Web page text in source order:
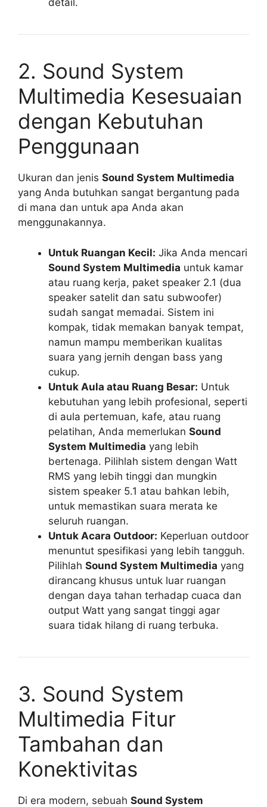
detail.
2. Sound System
Multimedia Kesesuaian
dengan Kebutuhan
Penggunaan
Ukuran dan jenis Sound System Multimedia
yang Anda butuhkan sangat bergantung pada
di mana dan untuk apa Anda akan
menggunakannya.
Untuk Ruangan Kecil: Jika Anda mencari
Sound System Multimedia untuk kamar
atau ruang kerja, paket speaker 2.1 (dua
speaker satelit dan satu subwoofer)
sudah sangat memadai. Sistem ini
kompak, tidak memakan banyak tempat,
namun mampu memberikan kualitas
suara yang jernih dengan bass yang
cukup.
Untuk Aula atau Ruang Besar: Untuk
kebutuhan yang lebih profesional, seperti
di aula pertemuan, kafe, atau ruang
pelatihan, Anda memerlukan Sound
System Multimedia yang lebih
bertenaga. Pilihlah sistem dengan Watt
RMS yang lebih tinggi dan mungkin
sistem speaker 5.1 atau bahkan lebih,
untuk memastikan suara merata ke
seluruh ruangan.
Untuk Acara Outdoor: Keperluan outdoor
menuntut spesifikasi yang lebih tangguh.
Pilihlah Sound System Multimedia yang
dirancang khusus untuk luar ruangan
dengan daya tahan terhadap cuaca dan
output Watt yang sangat tinggi agar
suara tidak hilang di ruang terbuka.
3. Sound System
Multimedia Fitur
Tambahan dan
Konektivitas
Di era modern, sebuah Sound System